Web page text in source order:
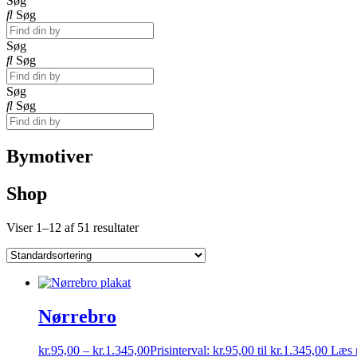
Søg
Søg
Søg
Søg
Søg
Bymotiver
Shop
Viser 1–12 af 51 resultater
Nørrebro
kr.95,00 – kr.1.345,00Prisinterval: kr.95,00 til kr.1.345,00 Læs